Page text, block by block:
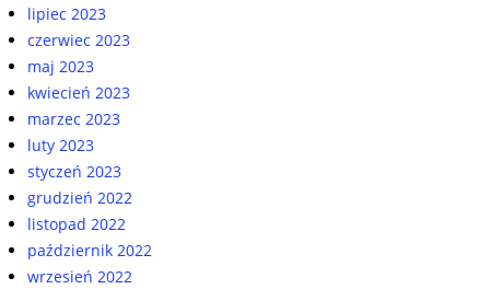
lipiec 2023
czerwiec 2023
maj 2023
kwiecień 2023
marzec 2023
luty 2023
styczeń 2023
grudzień 2022
listopad 2022
październik 2022
wrzesień 2022